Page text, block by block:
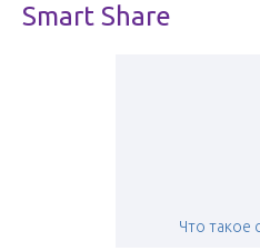
Smart Share
Что такое